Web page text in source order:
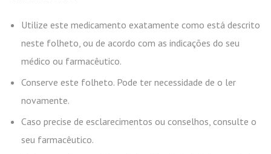
Utilize este medicamento exatamente como está descrito
neste folheto, ou de acordo com as indicações do seu
médico ou farmacêutico.
Conserve este folheto. Pode ter necessidade de o ler
novamente.
Caso precise de esclarecimentos ou conselhos, consulte o
seu farmacêutico.